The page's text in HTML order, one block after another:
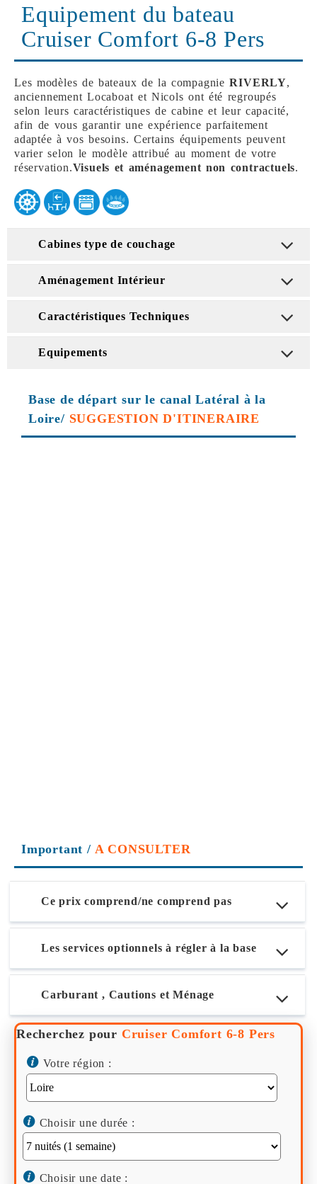
Equipement du bateau
Cruiser Comfort 6-8 Pers
Les modèles de bateaux de la compagnieRIVERLY,
anciennement Locaboat et Nicols ont été regroupés
selon leurs caractéristiques de cabine et leur capacité,
afin de vous garantir une expérience parfaitement
adaptée à vos besoins. Certains équipements peuvent
varier selon le modèle attribué au moment de votre
réservation.Visuels et aménagement non contractuels.
Cabines type de couchage
Aménagement Intérieur
Caractéristiques Techniques
Equipements
Base de départ sur le canal Latéral à la
Loire/ SUGGESTION D'ITINERAIRE
Important / A CONSULTER
Ce prix comprend/ne comprend pas
Les services optionnels à régler à la base
Carburant , Cautions et Ménage
Recherchez pour Cruiser Comfort 6-8 Pers
Votre région :
Choisir une durée :
Choisir une date :